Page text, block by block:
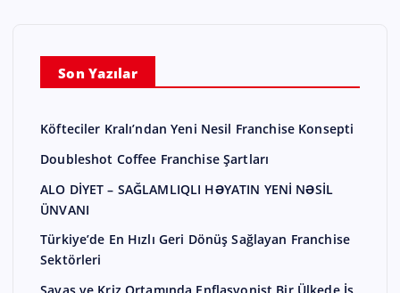
Son Yazılar
Köfteciler Kralı’ndan Yeni Nesil Franchise Konsepti
Doubleshot Coffee Franchise Şartları
ALO DİYET – SAĞLAMLIQLI HƏYATIN YENİ NƏSİL
ÜNVANI
Türkiye’de En Hızlı Geri Dönüş Sağlayan Franchise
Sektörleri
Savaş ve Kriz Ortamında Enflasyonist Bir Ülkede İş